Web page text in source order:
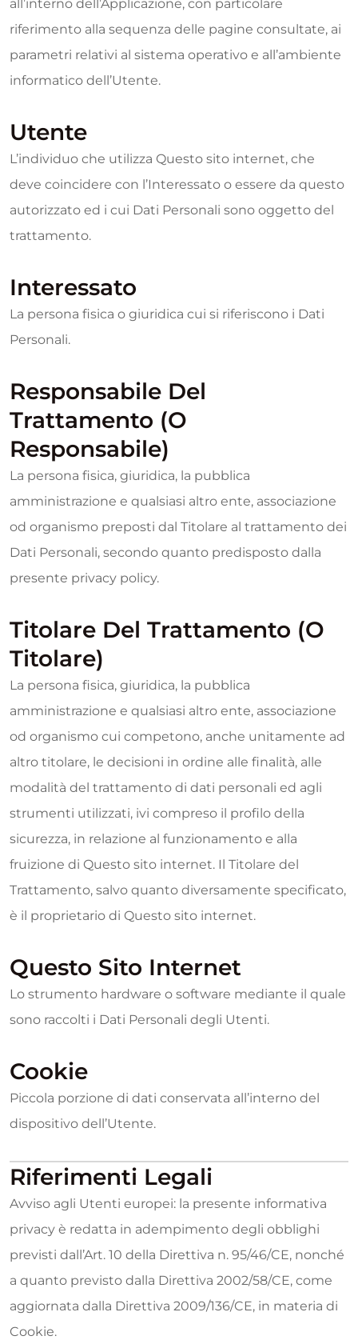
all’interno dell’Applicazione, con particolare
riferimento alla sequenza delle pagine consultate, ai
parametri relativi al sistema operativo e all’ambiente
informatico dell’Utente.
Utente
L’individuo che utilizza Questo sito internet, che
deve coincidere con l’Interessato o essere da questo
autorizzato ed i cui Dati Personali sono oggetto del
trattamento.
Interessato
La persona fisica o giuridica cui si riferiscono i Dati
Personali.
Responsabile Del
Trattamento (o
Responsabile)
La persona fisica, giuridica, la pubblica
amministrazione e qualsiasi altro ente, associazione
od organismo preposti dal Titolare al trattamento dei
Dati Personali, secondo quanto predisposto dalla
presente privacy policy.
Titolare Del Trattamento (o
Titolare)
La persona fisica, giuridica, la pubblica
amministrazione e qualsiasi altro ente, associazione
od organismo cui competono, anche unitamente ad
altro titolare, le decisioni in ordine alle finalità, alle
modalità del trattamento di dati personali ed agli
strumenti utilizzati, ivi compreso il profilo della
sicurezza, in relazione al funzionamento e alla
fruizione di Questo sito internet. Il Titolare del
Trattamento, salvo quanto diversamente specificato,
è il proprietario di Questo sito internet.
Questo Sito Internet
Lo strumento hardware o software mediante il quale
sono raccolti i Dati Personali degli Utenti.
Cookie
Piccola porzione di dati conservata all’interno del
dispositivo dell’Utente.
Riferimenti Legali
Avviso agli Utenti europei: la presente informativa
privacy è redatta in adempimento degli obblighi
previsti dall’Art. 10 della Direttiva n. 95/46/CE, nonché
a quanto previsto dalla Direttiva 2002/58/CE, come
aggiornata dalla Direttiva 2009/136/CE, in materia di
Cookie.